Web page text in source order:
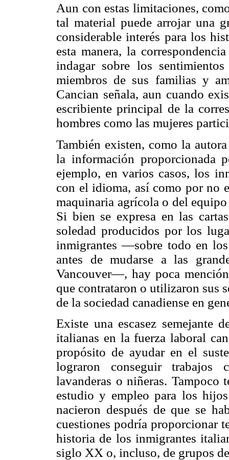
Aun con estas limitaciones,
tal material puede arrojar una
considerable interés para los
esta manera, la
indagar sobre los
miembros de sus familias y
Cancian señala, aun cuando
escribiente principal de la
hombres como las mujeres
También existen, como la
la información proporcionada
ejemplo, en varios casos, los
con el idioma, así como por no
maquinaria agrícola o del
Si bien se expresa en las
soledad producidos por los
inmigrantes —sobre todo en
antes de mudarse a las
Vancouver—, hay poca
que contrataron o utilizaron sus
de la sociedad canadiense en
Existe una escasez semejante
italianas en la fuerza laboral
propósito de ayudar en el
lograron conseguir trabajos
lavanderas o niñeras. Tampoco
estudio y empleo para los
nacieron después de que se
cuestiones podría proporcionar
historia de los inmigrantes
siglo XX o, incluso, de grupos